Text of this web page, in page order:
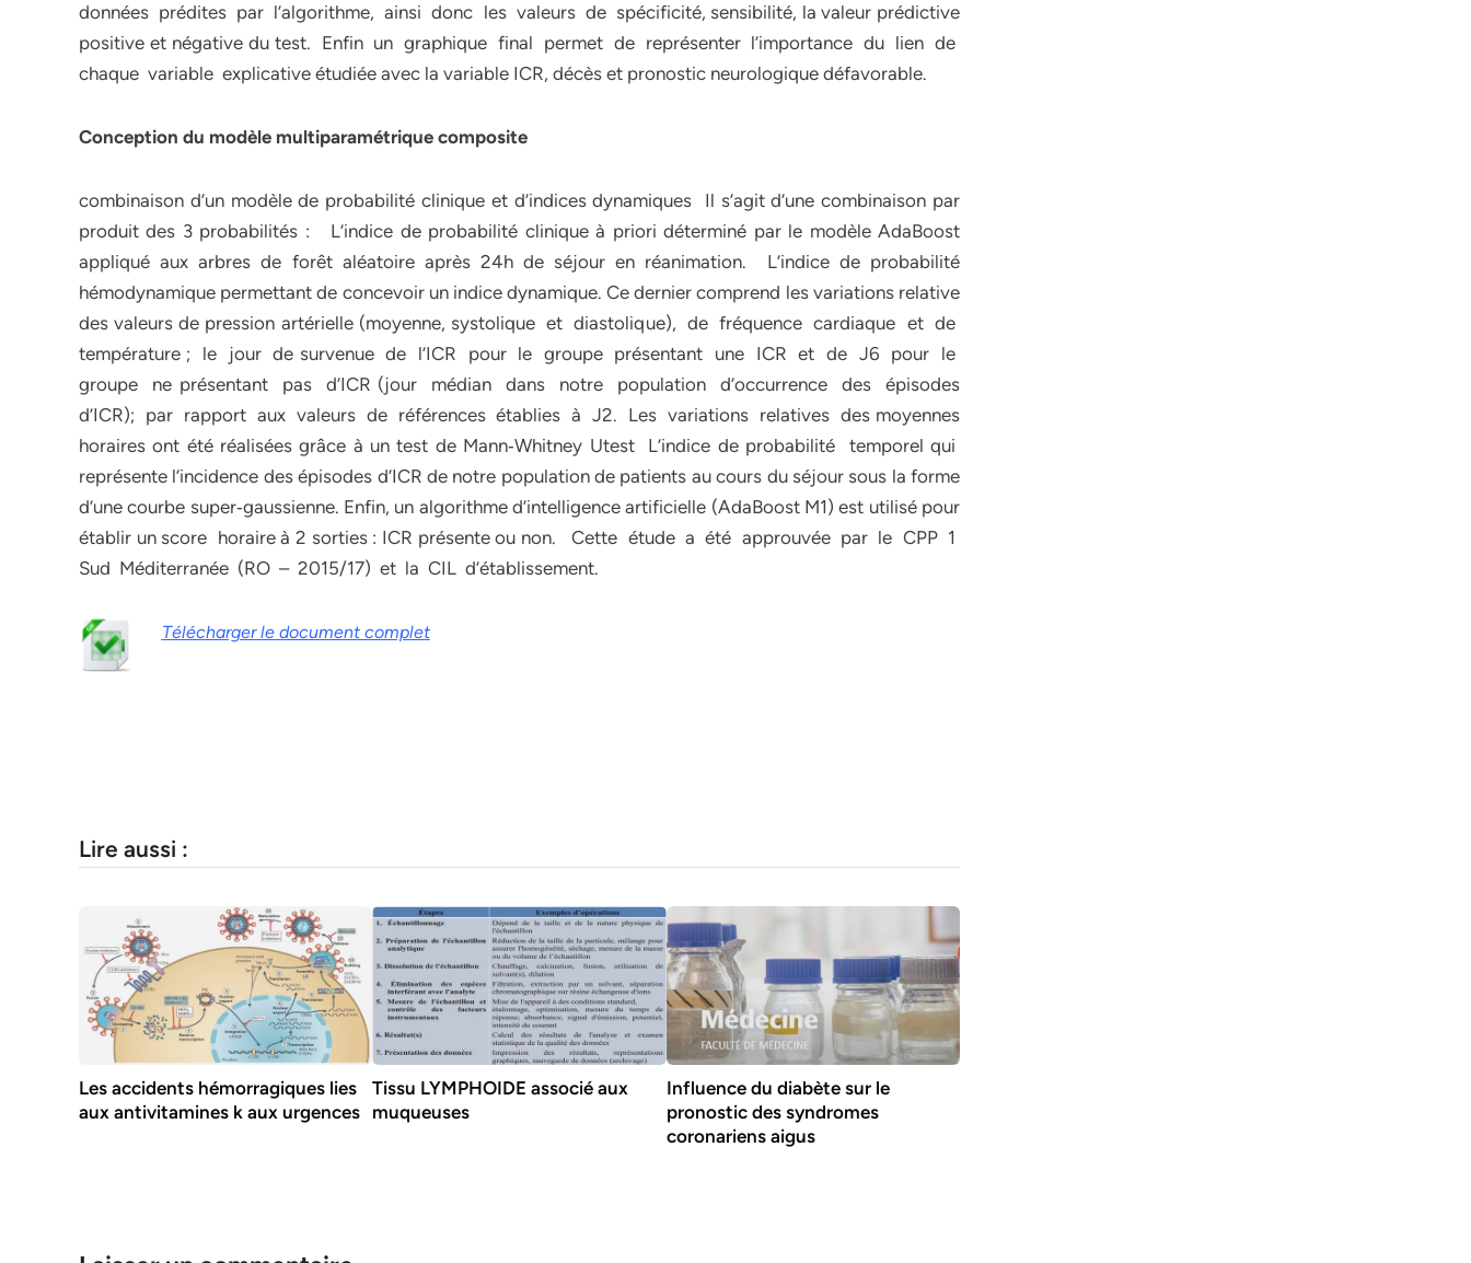
données prédites par l’algorithme, ainsi donc les valeurs de spécificité, sensibilité, la valeur prédictive
positive et négative du test. Enfin un graphique final permet de représenter l’importance du lien de
chaque variable explicative étudiée avec la variable ICR, décès et pronostic neurologique défavorable.
Conception du modèle multiparamétrique composite
combinaison d’un modèle de probabilité clinique et d’indices dynamiques Il s’agit d’une combinaison par
produit des 3 probabilités : L’indice de probabilité clinique à priori déterminé par le modèle AdaBoost
appliqué aux arbres de forêt aléatoire après 24h de séjour en réanimation. L’indice de probabilité
hémodynamique permettant de concevoir un indice dynamique. Ce dernier comprend les variations relative
des valeurs de pression artérielle (moyenne, systolique et diastolique), de fréquence cardiaque et de
température ; le jour de survenue de l’ICR pour le groupe présentant une ICR et de J6 pour le
groupe ne présentant pas d’ICR (jour médian dans notre population d’occurrence des épisodes
d’ICR); par rapport aux valeurs de références établies à J2. Les variations relatives des moyennes
horaires ont été réalisées grâce à un test de Mann‐Whitney Utest L’indice de probabilité temporel qui
représente l’incidence des épisodes d’ICR de notre population de patients au cours du séjour sous la forme
d’une courbe super‐gaussienne. Enfin, un algorithme d’intelligence artificielle (AdaBoost M1) est utilisé pour
établir un score horaire à 2 sorties : ICR présente ou non. Cette étude a été approuvée par le CPP 1
Sud Méditerranée (RO – 2015/17) et la CIL d’établissement.
Télécharger le document complet
Lire aussi :
Les accidents hémorragiques lies
aux antivitamines k aux urgences
Tissu LYMPHOIDE associé aux
muqueuses
Influence du diabète sur le
pronostic des syndromes
coronariens aigus